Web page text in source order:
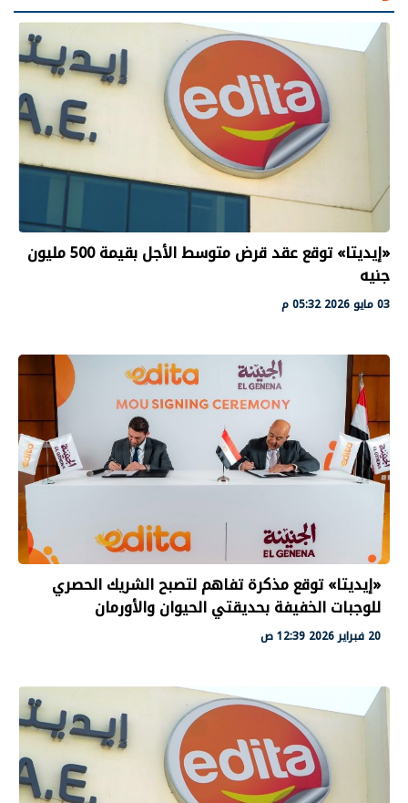
«إيديتا» توقع عقد قرض متوسط الأجل بقيمة 500 مليون
جنيه
03 مايو 2026 05:32 م
«إيديتا» توقع مذكرة تفاهم لتصبح الشريك الحصري
للوجبات الخفيفة بحديقتي الحيوان والأورمان
20 فبراير 2026 12:39 ص